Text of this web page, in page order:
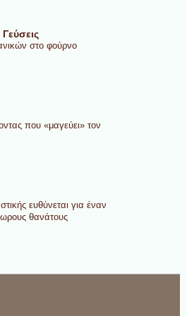
στο φούρνο
που «μαγεύει» τον
ευθύνεται για έναν
θανάτους